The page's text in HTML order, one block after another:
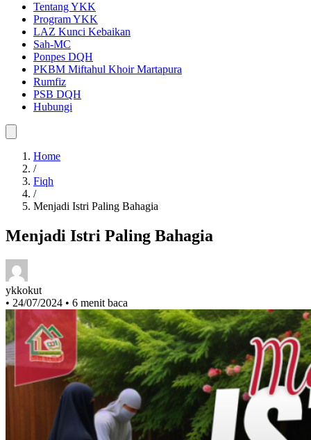
Ilmu
Tentang YKK
Program YKK
LAZ Kunci Kebaikan
Sah-MC
Ponpes DQH
PKBM Miftahul Khoir Martapura
Rumfiz
PSB DQH
Home
/
Fiqh
/
Menjadi Istri Paling Bahagia
ykkokut
•
24/07/2024 6 menit baca